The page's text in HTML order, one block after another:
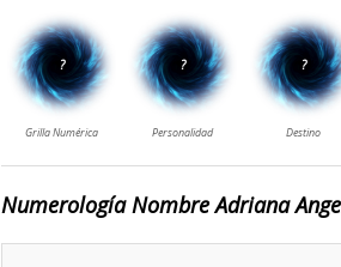
Numerología Nombre Adriana